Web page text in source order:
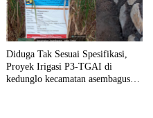
Diduga Tak Sesuai Spesifikasi,
Proyek Irigasi P3-TGAI di
kedunglo kecamatan asembagus